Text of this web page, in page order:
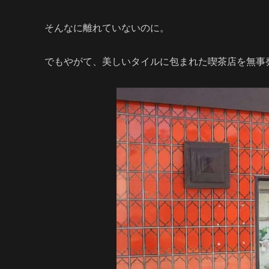
そんなに離れていないのに。
でもやがて、美しいタイルに包まれた喫茶店を無事